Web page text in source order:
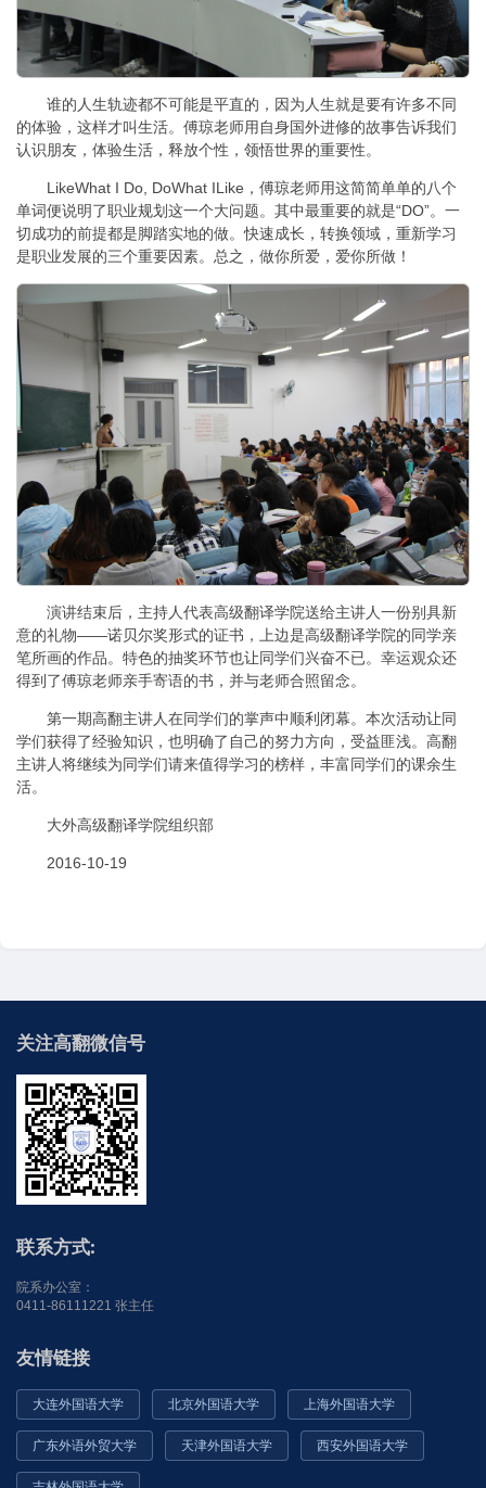
谁的人生轨迹都不可能是平直的，因为人生就是要有许多不同
的体验，这样才叫生活。傅琼老师用自身国外进修的故事告诉我们
认识朋友，体验生活，释放个性，领悟世界的重要性。
LikeWhat I Do, DoWhat ILike，傅琼老师用这简简单单的八个
单词便说明了职业规划这一个大问题。其中最重要的就是“DO”。一
切成功的前提都是脚踏实地的做。快速成长，转换领域，重新学习
是职业发展的三个重要因素。总之，做你所爱，爱你所做！
演讲结束后，主持人代表高级翻译学院送给主讲人一份别具新
意的礼物——诺贝尔奖形式的证书，上边是高级翻译学院的同学亲
笔所画的作品。特色的抽奖环节也让同学们兴奋不已。幸运观众还
得到了傅琼老师亲手寄语的书，并与老师合照留念。
第一期高翻主讲人在同学们的掌声中顺利闭幕。本次活动让同
学们获得了经验知识，也明确了自己的努力方向，受益匪浅。高翻
主讲人将继续为同学们请来值得学习的榜样，丰富同学们的课余生
活。
大外高级翻译学院组织部
2016-10-19
关注高翻微信号
联系方式:
院系办公室：
0411-86111221 张主任
友情链接
大连外国语大学 北京外国语大学 上海外国语大学
广东外语外贸大学 天津外国语大学 西安外国语大学